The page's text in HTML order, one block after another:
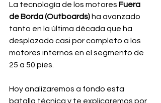
La tecnología de los motores Fuera
de Borda (Outboards) ha avanzado
tanto en la última década que ha
desplazado casi por completo a los
motores internos en el segmento de
25 a 50 pies.
Hoy analizaremos a fondo esta
batalla técnica y te explicaremos por